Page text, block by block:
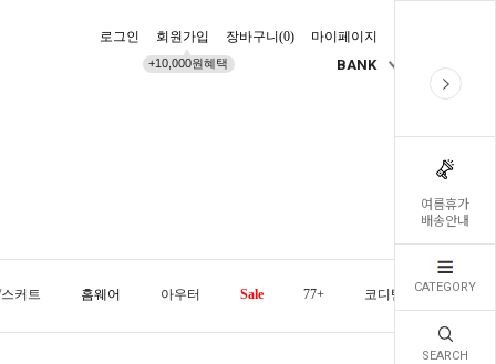
여름휴가
배송안내
CATEGORY
SEARCH
로그인 회원가입
+10,000원혜택
장바구니(0) 마이페이지
BANK
커트 홈웨어 아우터 Sale 77+ 코디템 오늘발송